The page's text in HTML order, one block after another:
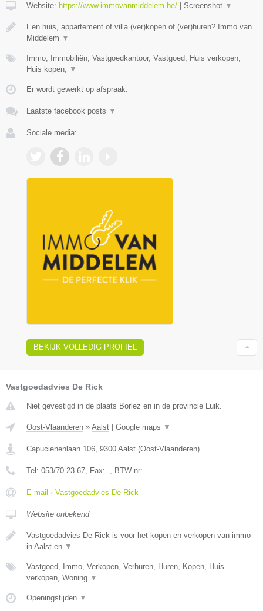
Website: https://www.immovanmiddelem.be/ Screenshot ▼
Een huis, appartement of villa (ver)kopen of (ver)huren? Immo van
Middelem ▼
Immo, Immobiliën, Vastgoedkantoor, Vastgoed, Huis verkopen,
Huis kopen,
▼
Er wordt gewerkt op afspraak.
Laatste facebook posts ▼
Sociale media:
BEKIJK VOLLEDIG PROFIEL
Vastgoedadvies De Rick
Niet gevestigd in de plaats Borlez en in de provincie Luik.
Oost-Vlaanderen » Aalst Google maps ▼
Capucienenlaan 106 9300 Aalst (Oost-Vlaanderen)
Tel: 053/70.23.67 , Fax: - , BTW-nr: -
E-mail › Vastgoedadvies De Rick
Website onbekend
Vastgoedadvies De Rick is voor het kopen en verkopen van immo
in Aalst en ▼
Vastgoed, Immo, Verkopen, Verhuren, Huren, Kopen, Huis
verkopen, Woning ▼
Openingstijden ▼